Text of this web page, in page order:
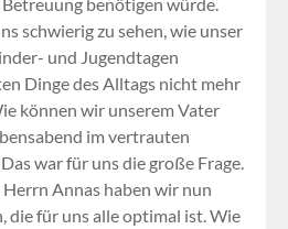
schwierig zu sehen, wie unser
und Jugendtagen
Dinge des Alltags nicht mehr
können wir unserem Vater
im vertrauten
war für uns die große Frage.
Annas haben wir nun
die für uns alle optimal ist. Wie